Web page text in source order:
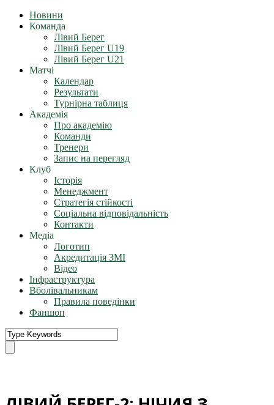
Новини
Команда
Лівий Берег
Лівий Берег U19
Лівий Берег U21
Матчі
Календар
Результати
Турнірна таблиця
Академія
Про академію
Команди
Тренери
Запис на перегляд
Клуб
Історія
Менеджмент
Стратегія стійкості
Соціальна відповідальність
Контакти
Медіа
Логотип
Акредитація ЗМІ
Відео
Інфраструктура
Вболівальникам
Правила поведінки
Фаншоп